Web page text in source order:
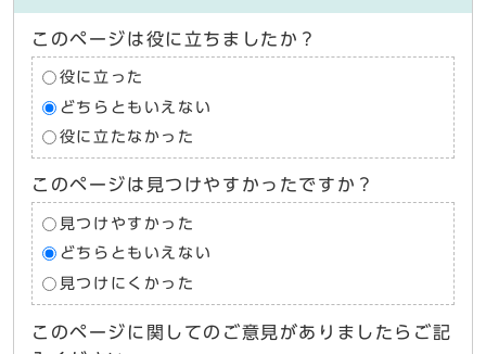
このページは役に立ちましたか？
役に立った
どちらともいえない
役に立たなかった
このページは見つけやすかったですか？
見つけやすかった
どちらともいえない
見つけにくかった
このページに関してのご意見がありましたらご記